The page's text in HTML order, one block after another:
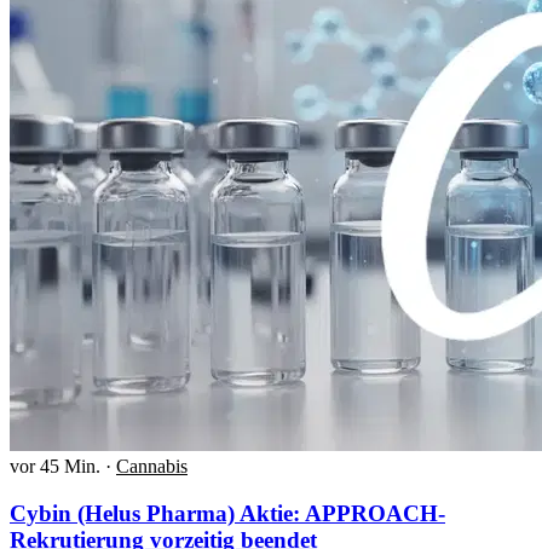
vor 45 Min. · Cannabis
Cybin (Helus Pharma) Aktie: APPROACH-
Rekrutierung vorzeitig beendet